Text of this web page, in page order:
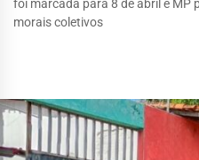
foi marcada para 8 de abril e MP
morais coletivos